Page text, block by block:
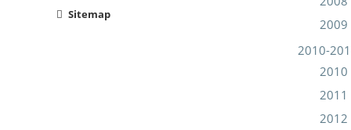
2009
2010-
2010
2011
2012
Sitemap